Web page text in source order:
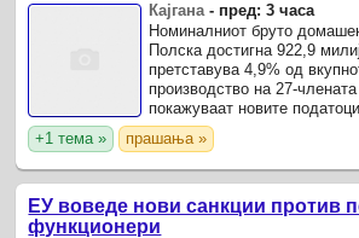
Кајгана- пред: 3 часа
Номиналниот бруто
Полска достигна 922,9
претставува 4,9% од
производство на 27-
покажуваат новите
завод за статистика
+1 тема » прашања »
ЕУ воведе нови санкции против
функционери